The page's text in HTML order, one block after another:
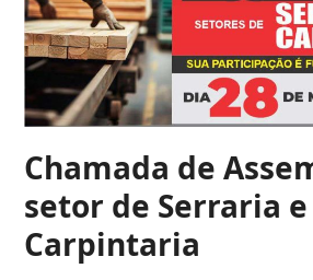
Chamada de
setor de Serraria e
Carpintaria